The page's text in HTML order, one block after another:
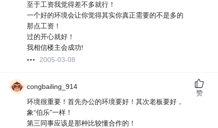
至于工资我觉得差不多就行！
一个好的环境会让你觉得其实你真正需要的不是多的
那点工资！
过的开心就好！
我相信楼主会成功!
2005-03-08
congbailing_914
环境很重要！首先办公的环境要好！其次老板要好，
象“伯乐”一样！
第三同事应该是那种比较懂合作的！
赞